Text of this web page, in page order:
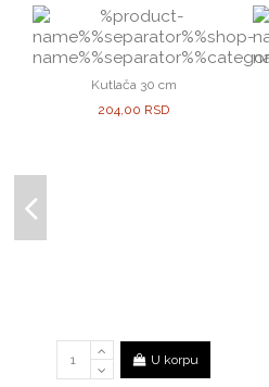
Kutlača 30 cm
204,00 RSD
U korpu